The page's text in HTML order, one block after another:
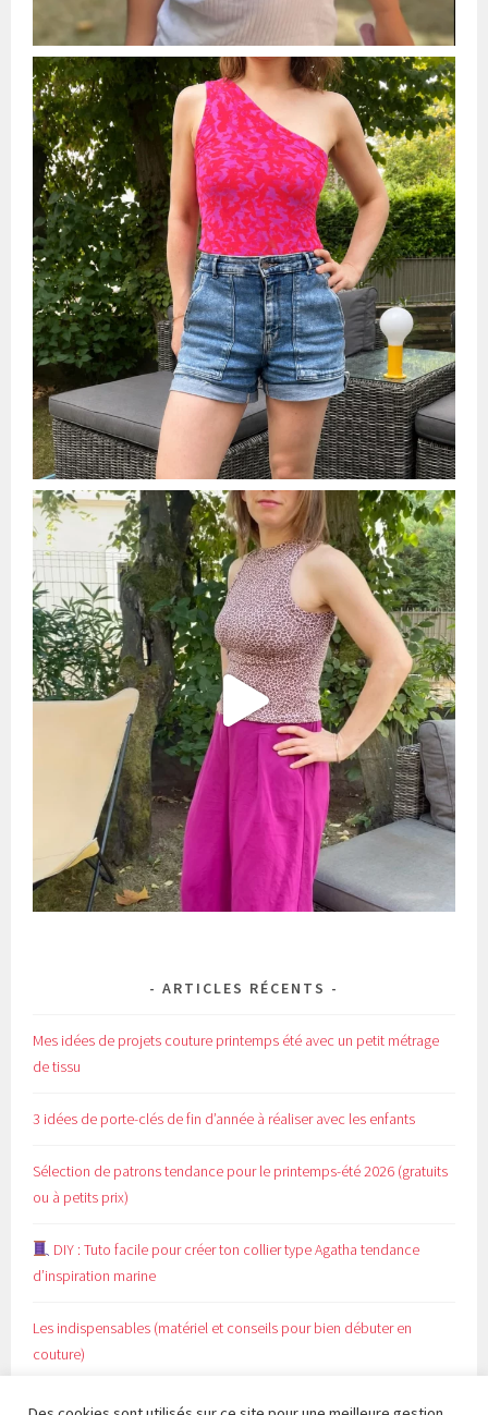
ARTICLES RÉCENTS
Mes idées de projets couture printemps été avec un petit métrage
de tissu
3 idées de porte-clés de fin d’année à réaliser avec les enfants
Sélection de patrons tendance pour le printemps-été 2026 (gratuits
ou à petits prix)
DIY : Tuto facile pour créer ton collier type Agatha tendance
d’inspiration marine
Les indispensables (matériel et conseils pour bien débuter en
couture)